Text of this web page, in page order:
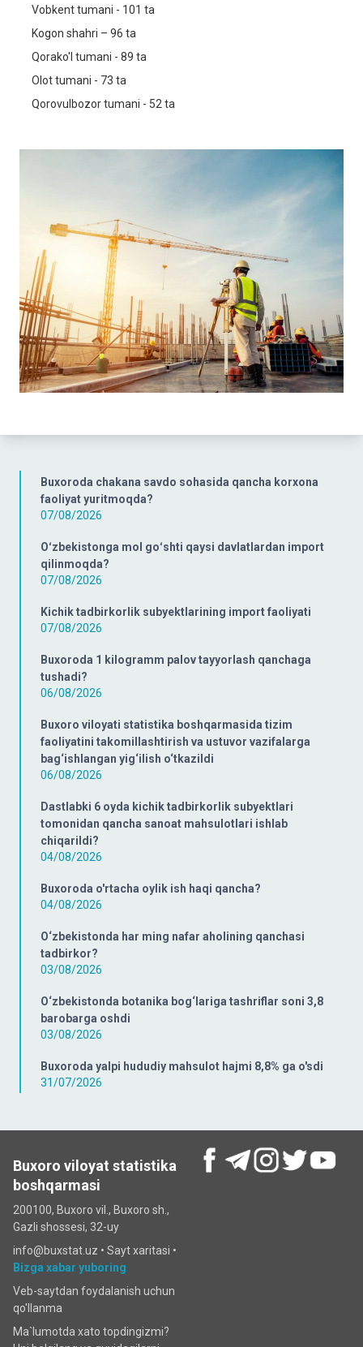
Buxoroda chakana savdo sohasida qancha korxona
faoliyat yuritmoqda?
07/08/2026
Oʻzbekistonga mol goʻshti qaysi davlatlardan import
qilinmoqda?
07/08/2026
Kichik tadbirkorlik subyektlarining import faoliyati
07/08/2026
Buxoroda 1 kilogramm palov tayyorlash qanchaga
tushadi?
06/08/2026
Buxoro viloyati statistika boshqarmasida tizim
faoliyatini takomillashtirish va ustuvor vazifalarga
bag‘ishlangan yig‘ilish o‘tkazildi
06/08/2026
Dastlabki 6 oyda kichik tadbirkorlik subyektlari
tomonidan qancha sanoat mahsulotlari ishlab
chiqarildi?
04/08/2026
Buxoroda o'rtacha oylik ish haqi qancha?
04/08/2026
O‘zbekistonda har ming nafar aholining qanchasi
tadbirkor?
03/08/2026
O‘zbekistonda botanika bog‘lariga tashriflar soni 3,8
barobarga oshdi
03/08/2026
Buxoroda yalpi hududiy mahsulot hajmi 8,8% ga o'sdi
31/07/2026
Vobkent tumani - 101 ta
Kogon shahri – 96 ta
Qorako'l tumani - 89 ta
Olot tumani - 73 ta
Qorovulbozor tumani - 52 ta
Buxoro viloyat statistika
boshqarmasi
200100, Buxoro vil., Buxoro sh.,
Gazli shossesi, 32-uy
info@buxstat.uz • Sayt xaritasi •
Bizga xabar yuboring
Veb-saytdan foydalanish uchun
qo'llanma
Ma`lumotda xato topdingizmi?